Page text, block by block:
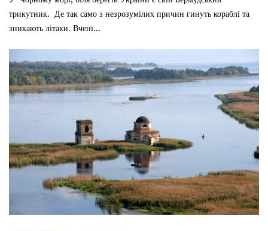
трикутник. Де так само з незрозумілих причин гинуть кораблі та
зникають літаки. Вчені...